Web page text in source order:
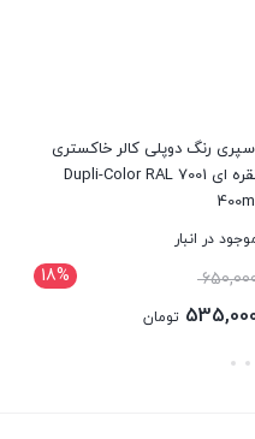
رنگ دوپلی کالر خاکستری
نقره ای Dupli-Color RAL 7001
در انبار
18%
قیمت
اصلی:تومان